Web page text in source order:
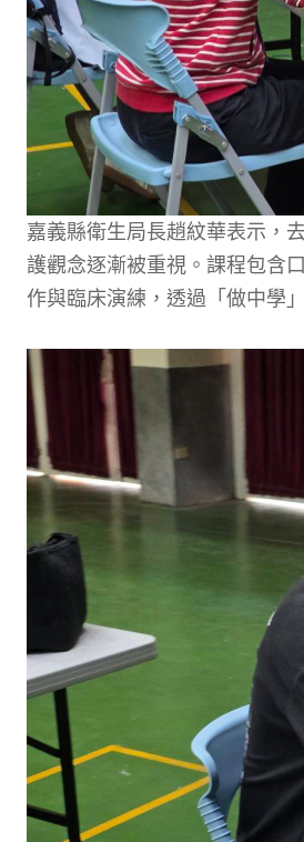
嘉義縣衛生局長趙紋華表示，
護觀念逐漸被重視。課程包含
作與臨床演練，透過「做中學